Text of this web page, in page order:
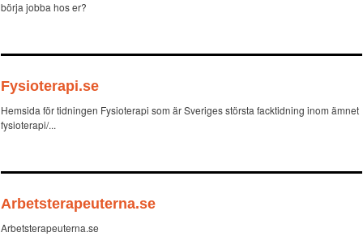
börja jobba hos er?
Fysioterapi.se
Hemsida för tidningen Fysioterapi som är Sveriges största facktidning inom ämnet
fysioterapi/...
Arbetsterapeuterna.se
Arbetsterapeuterna.se